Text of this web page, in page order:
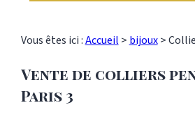
Vous êtes ici :Accueil > bijoux>
Vente de colliers
Paris 3